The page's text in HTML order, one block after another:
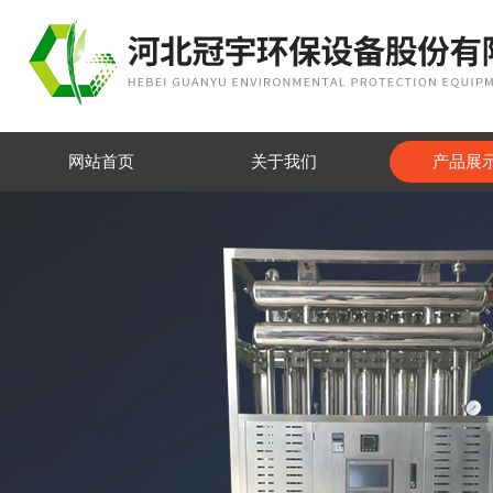
网站首页 关于我们 产品展